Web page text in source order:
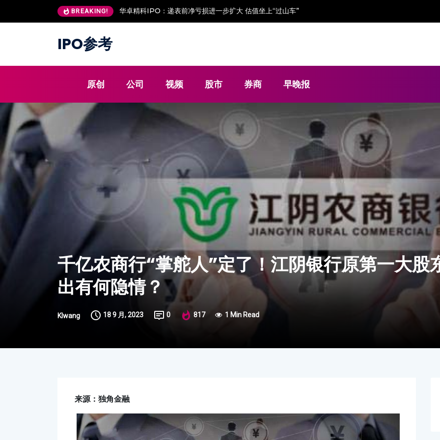
BREAKING! 安澜万锦IPO：客户低价入股 现金流“吃紧”依赖大客户
IPO参考
原创 公司 视频 股市 券商 早晚报
千亿农商行“掌舵人”定了！江阴银行原第一大股
出有何隐情？
Klwang 18 9 月, 2023 0 817 1 Min Read
来源：独角金融